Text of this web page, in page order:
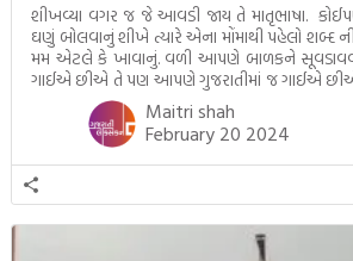
શીખવ્યા વગર જ જે આવડી જાય તે માતૃભાષા.
ઘણું બોલવાનું શીખે ત્યારે એના મોંમાથી પહેલો શબ્દ
મમ એટલે કે ખાવાનું. વળી આપણે બાળકને સૂવડાવવા
ગાઈએ છીએ તે પણ આપણે ગુજરાતીમાં જ ગાઈએ છીએ
આમ બાળકને […]
Maitri shah
February 20 2024